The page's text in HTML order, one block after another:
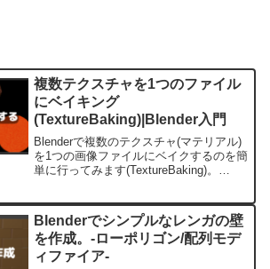
複数テクスチャを1つのファイル
にベイキング
(TextureBaking)|Blender入門
Blenderで複数のテクスチャ(マテリアル)
を1つの画像ファイルにベイクするのを簡
単に行ってみます(TextureBaking)。
ションで似たような色で再現できます。
Blenderでシンプルなレンガの壁
を作成。-ローポリゴン/配列モデ
ィファイア-